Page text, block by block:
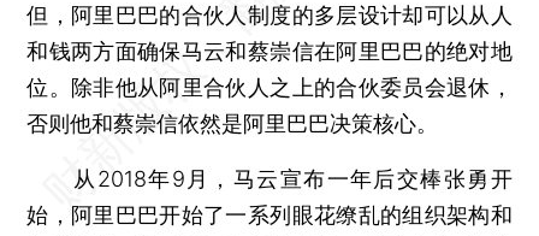
但，阿里巴巴的合伙人制度的多层设计却可以从人
和钱两方面确保马云和蔡崇信在阿里巴巴的绝对地
位。除非他从阿里合伙人之上的合伙委员会退休，
否则他和蔡崇信依然是阿里巴巴决策核心。
从2018年9月，马云宣布一年后交棒张勇开
始，阿里巴巴开始了一系列眼花缭乱的组织架构和